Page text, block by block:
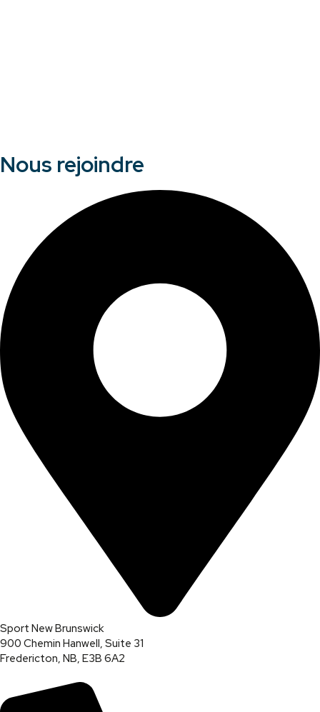
Nous rejoindre
Sport New Brunswick
900 Chemin Hanwell, Suite 31
Fredericton, NB, E3B 6A2